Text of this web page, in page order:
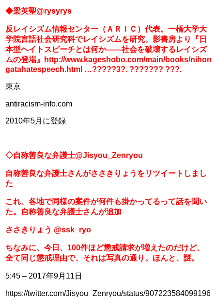
◆梁英聖@rysyrys
反レイシズム情報センター（ＡＲＩＣ）代表。一橋大学大
学院言語社会研究科でレイシズムを研究。影書房より『日
本型ヘイトスピーチとは何か――社会を破壊するレイシズ
ムの登場』http://www.kageshobo.com/main/books/nihon
gatahatespeech.html …?????3?. ??????? ???.
東京
antiracism-info.com
2010年5月に登録
◇自称善良な弁護士@Jisyou_Zenryou
自称善良な弁護士さんがささきりょうをリツイートしまし
た
これ、各地で同様の案件が何件も掛かってるって話を聞い
た。自称善良な弁護士さんが追加
ささきりょう @ssk_ryo
ちなみに、今日、100件ほど懲戒請求が増えたのだけど、
全て同じ懲戒理由で、それは写真の通り。ほんと、謎。
5:45 – 2017年9月11日
https://twitter.com/Jisyou_Zenryou/status/907223584099196